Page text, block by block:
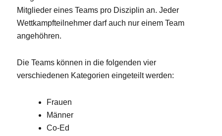
Mitglieder eines Teams pro Disziplin an. Jeder
Wettkampfteilnehmer darf auch nur einem Team
angehöhren.
Die Teams können in die folgenden vier
verschiedenen Kategorien eingeteilt werden:
Frauen
Männer
Co-Ed